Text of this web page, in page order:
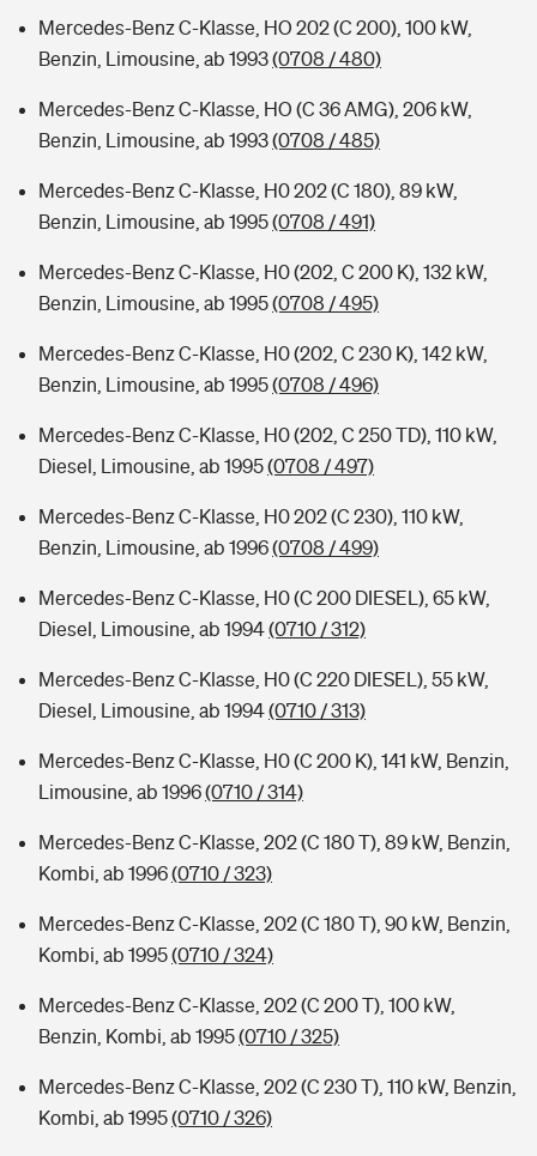
Mercedes-Benz C-Klasse, HO 202 (C 200), 100 kW,
Benzin, Limousine, ab 1993(0708 / 480)
Mercedes-Benz C-Klasse, HO (C 36 AMG), 206 kW,
Benzin, Limousine, ab 1993(0708 / 485)
Mercedes-Benz C-Klasse, H0 202 (C 180), 89 kW,
Benzin, Limousine, ab 1995(0708 / 491)
Mercedes-Benz C-Klasse, H0 (202, C 200 K), 132 kW,
Benzin, Limousine, ab 1995(0708 / 495)
Mercedes-Benz C-Klasse, H0 (202, C 230 K), 142 kW,
Benzin, Limousine, ab 1995(0708 / 496)
Mercedes-Benz C-Klasse, H0 (202, C 250 TD), 110 kW,
Diesel, Limousine, ab 1995(0708 / 497)
Mercedes-Benz C-Klasse, H0 202 (C 230), 110 kW,
Benzin, Limousine, ab 1996(0708 / 499)
Mercedes-Benz C-Klasse, H0 (C 200 DIESEL), 65 kW,
Diesel, Limousine, ab 1994(0710 / 312)
Mercedes-Benz C-Klasse, H0 (C 220 DIESEL), 55 kW,
Diesel, Limousine, ab 1994(0710 / 313)
Mercedes-Benz C-Klasse, H0 (C 200 K), 141 kW, Benzin,
Limousine, ab 1996(0710 / 314)
Mercedes-Benz C-Klasse, 202 (C 180 T), 89 kW, Benzin,
Kombi, ab 1996(0710 / 323)
Mercedes-Benz C-Klasse, 202 (C 180 T), 90 kW, Benzin,
Kombi, ab 1995(0710 / 324)
Mercedes-Benz C-Klasse, 202 (C 200 T), 100 kW,
Benzin, Kombi, ab 1995(0710 / 325)
Mercedes-Benz C-Klasse, 202 (C 230 T), 110 kW, Benzin,
Kombi, ab 1995(0710 / 326)